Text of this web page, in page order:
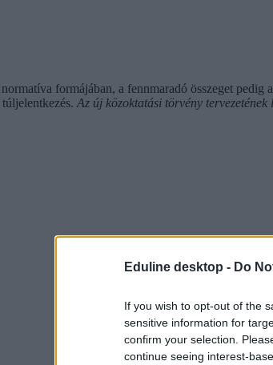
Eduline desktop - Do
If you wish to opt-out of the
sensitive information for
confirm your selection.
continue seeing interest-
formájában, a fennmaradó összeget
Az új közoktatási törvény